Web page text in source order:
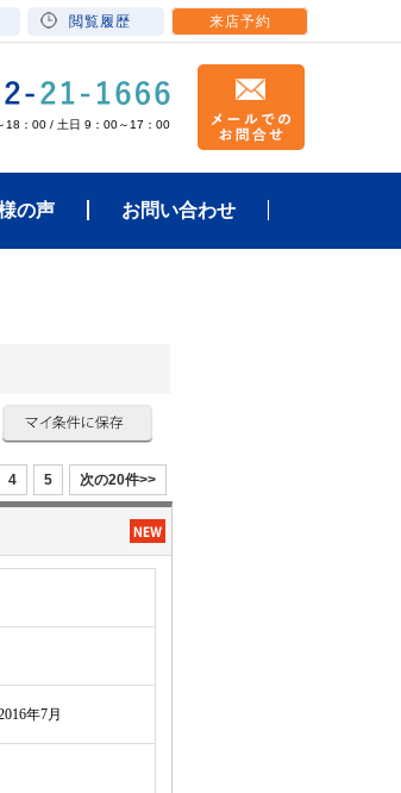
18：00 / 土日 9：00～17：00
の声 お問い合わせ
4 5 次の20件>>
年7月
閲覧履歴 来店予約